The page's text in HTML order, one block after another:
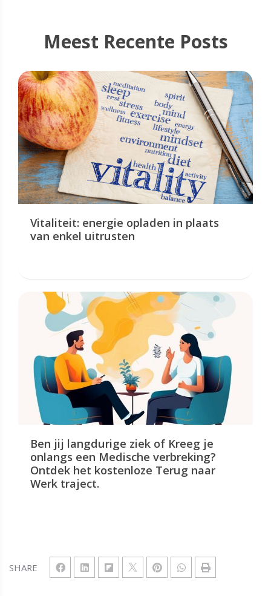
SHARE
Meest Recente Posts
Vitaliteit: energie opladen in plaats
van enkel uitrusten
Ben jij langdurige ziek of Kreeg je
onlangs een Medische verbreking?
Ontdek het kostenloze Terug naar
Werk traject.